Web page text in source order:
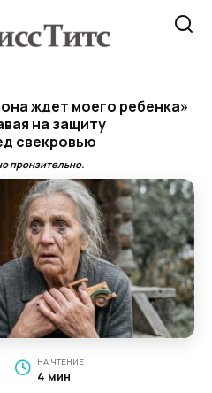
ждет моего ребенка»
на защиту
свекровью
пронзительно.
НА ЧТЕНИЕ
4 мин